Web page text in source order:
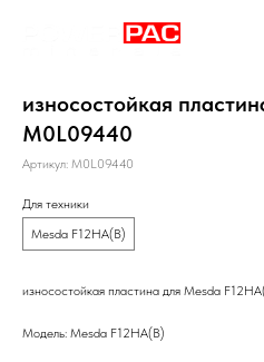
износостойкая
M0L09440
Артикул: M0L09440
Для техники
Mesda F12HA(B)
износостойкая пластина для Mesda
Модель: Mesda F12HA(B)